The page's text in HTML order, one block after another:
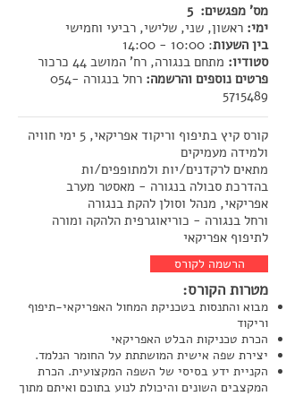
מטרות הקורס:
מבוא והתנסות בטכניקת המחול האפריקאי-תיפוף
וריקוד
הכרת טכניקות הבלט האפריקאי
יצירת שפה אישית המושתתת על החומר הנלמד.
הקניית ידע בסיסי של השפה המקצועית. הכרת
המקצבים השונים והיכולת לנוע בתוכם ואיתם מתוך
מס' מפגשים: 5
ימי: ראשון, שני, שלישי, רביעי וחמישי
בין השעות: 10:00 - 14:00
סטודיו: מתחם בנגורה, רח' המושב 44 כרכור
פרטים נוספים והרשמה: רחל בנגורה 054-
5715489
קורס קיץ בתיפוף וריקוד אפריקאי, 5 ימי חוויה
ולמידה מעמיקים
מתאים לרקדנים/יות ולמתופפים/ות
בהדרכת סבולה בנגורה - מאסטר מערב
אפריקאי, מנהל וסולן להקת בנגורה
ורחל בנגורה - כוריאוגרפית הלהקה ומורה
לתיפוף אפריקאי
הרשמה לקורס